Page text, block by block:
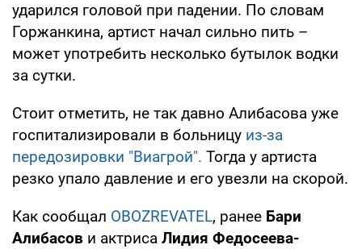
ударился головой при падении. По словам
Горжанкина, артист начал сильно пить –
может употребить несколько бутылок водки
за сутки.
Стоит отметить, не так давно Алибасова уже
госпитализировали в больницу из-за
передозировки "Виагрой". Тогда у артиста
резко упало давление и его увезли на скорой.
Как сообщал OBOZREVATEL, ранее Бари
Алибасов и актриса Лидия Федосеева-